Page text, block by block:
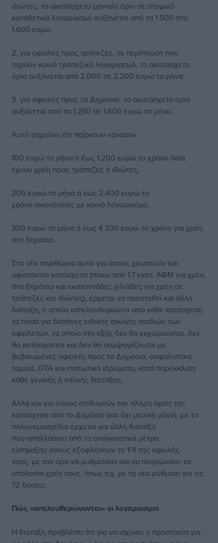
ιδιώτες, το ακατάσχετο μηνιαίο όριο σε ατομικό
καταθετικό λογαριασμό αυξάνεται από τα 1.500 στα
1.600 ευρώ
2. για οφειλές προς τράπεζες, σε περίπτωση που
τηρούν κοινό τραπεζικό λογαριασμό, το ακατάσχετο
όριο αυξάνεται από 2.000 σε 2.200 ευρώ το μήνα
3. για οφειλές προς το Δημόσιο, το ακατάσχετο όριο
αυξάνεται από τα 1.250 σε 1.600 ευρώ το μήνα.
Αυτό σημαίνει ότι παίρνουν «ανάσα»:
100 ευρώ το μήνα ή έως 1.200 ευρώ το χρόνο όσοι
έχουν χρέη προς τράπεζες ή ιδιώτες,
200 ευρώ το μήνα ή έως 2.400 ευρώ το
χρόνο οικογένειες με κοινό λογαριασμό,
350 ευρώ το μήνα ή έως 4.200 ευρώ το χρόνο για χρέη
στο δημόσιο.
Στα νέα περιθώρια αυτά για όσους χρωστούν και
υφίστανται κατάσχεση (πάνω από 1,7 εκατ. ΑΦΜ για χρέη
στο δημόσιο και εκατοντάδες χιλιάδες για χρέη σε
τράπεζες και ιδιώτες), έρχεται να προστεθεί και άλλη
διάταξη, η οποία «απελευθερώνει» από κάθε κατάσχεση
τα ποσά για δαπάνες ειδικής αγωγής παιδιών των
οφειλετών, τα οποία στο εξής δεν θα εκχωρούνται, δεν
θα κατάσχονται και δεν θα συμψηφίζονται με
βεβαιωμένες οφειλές προς το Δημόσιο, ασφαλιστικά
ταμεία, ΟΤΑ και πιστωτικά ιδρύματα, κατά παρέκκλιση
κάθε γενικής ή ειδικής διάταξης.
Αλλά και για όσους επιθυμούν την πλήρη άρση της
κατάσχεση από το Δημόσιο (και όχι μερική μόνο), με το
πολυνομοσχέδιο έρχεται και άλλη διάταξη
που απαλλάσσει από τα αναγκαστικά μέτρα
είσπραξης όσους εξοφλήσουν το 1/4 της οφειλής
τους, με τον όρο να ρυθμίσουν και να πληρώνουν τα
υπόλοιπα χρέη τους, όπως π.χ. με τη νέα ρύθμιση για τις
72 δόσεις.
Πώς «απελευθερώνονται» οι λογαριασμοί
Η διάταξη προβλέπει ότι για να ισχύσει η προστασία για